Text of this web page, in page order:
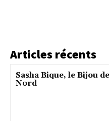
Articles récents
Sasha Bique, le Bijou
Nord